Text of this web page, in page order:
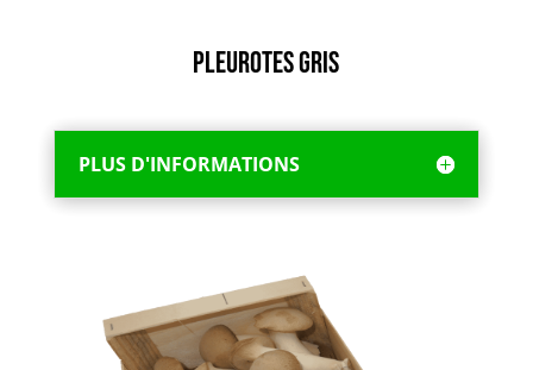
Pleurotes Gris
PLUS D'INFORMATIONS